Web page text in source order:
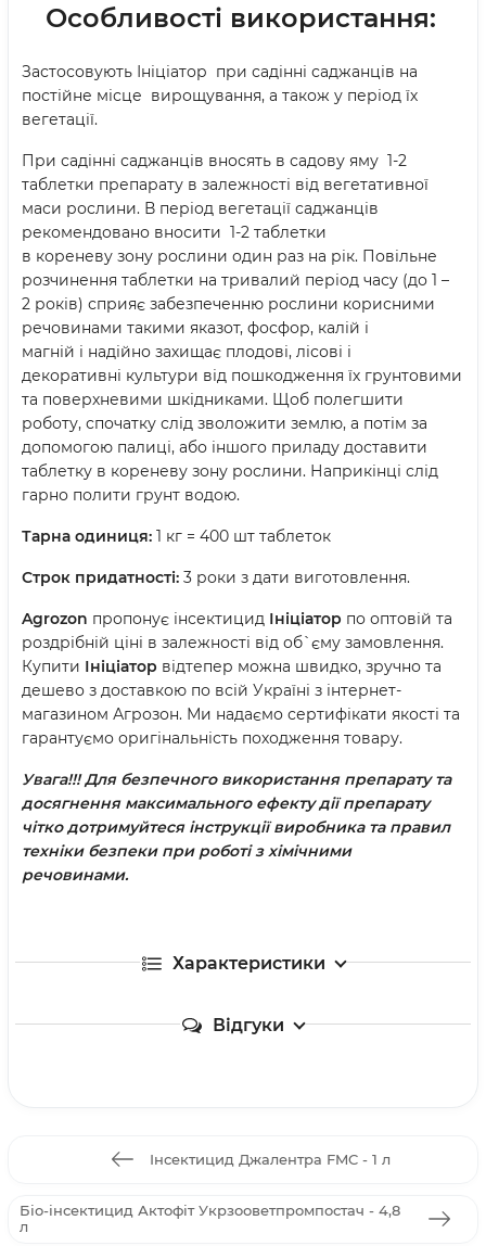
Особливості використання:
Застосовують Ініціатор при садінні саджанців на
постійне місце вирощування, а також у період їх
вегетації.
При садінні саджанців вносять в садову яму 1-2
таблетки препарату в залежності від вегетативної
маси рослини. В період вегетації саджанців
рекомендовано вносити 1-2 таблетки
в кореневу зону рослини один раз на рік. Повільне
розчинення таблетки на тривалий період часу (до 1 –
2 років) сприяє забезпеченню рослини корисними
речовинами такими яказот, фосфор, калій і
магній і надійно захищає плодові, лісові і
декоративні культури від пошкодження їх грунтовими
та поверхневими шкідниками. Щоб полегшити
роботу, спочатку слід зволожити землю, а потім за
допомогою палиці, або іншого приладу доставити
таблетку в кореневу зону рослини. Наприкінці слід
гарно полити грунт водою.
Тарна одиниця: 1 кг = 400 шт таблеток
Строк придатності: 3 роки з дати виготовлення.
Agrozon пропонує інсектицид Ініціатор по оптовій та
роздрібній ціні в залежності від об`єму замовлення.
Купити Ініціатор відтепер можна швидко, зручно та
дешево з доставкою по всій Україні з інтернет-
магазином Агрозон. Ми надаємо сертифікати якості та
гарантуємо оригінальність походження товару.
Увага!!! Для безпечного використання препарату та
досягнення максимального ефекту дії препарату
чітко дотримуйтеся інструкції виробника та правил
техніки безпеки при роботі з хімічними
речовинами.
Характеристики
Відгуки
Інсектицид Джалентра FMC - 1 л
Біо-інсектицид Актофіт Укрзооветпромпостач - 4,8
л